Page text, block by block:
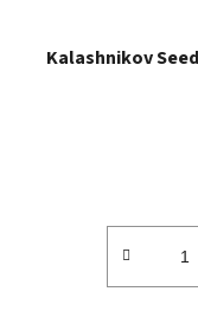
Kalashnikov